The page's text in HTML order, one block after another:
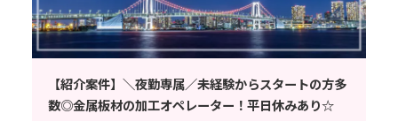
【紹介案件】＼夜勤専属／未経験からスタートの方多
数◎金属板材の加工オペレーター！平日休みあり☆